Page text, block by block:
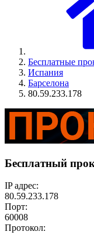
Бесплатные
Испания
Барселона
80.59.233.178
Бесплатный
IP адрес:
80.59.233.178
Порт:
60008
Протокол: